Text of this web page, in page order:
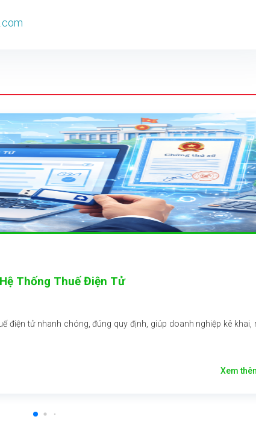
Thống Thuế Điện Tử
điện tử nhanh chóng, đúng quy định, giúp doanh nghiệp kê khai,
Xem